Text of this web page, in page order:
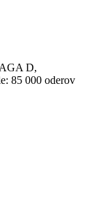
D,
85 000 oderov